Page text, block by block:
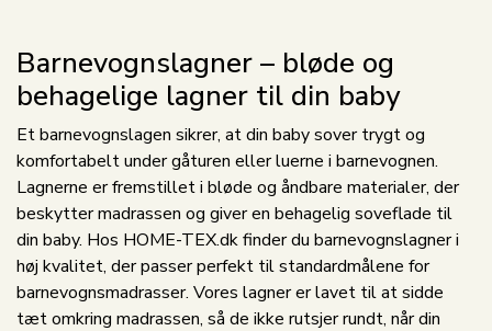
Barnevognslagner – bløde og
behagelige lagner til din baby
Et barnevognslagen sikrer, at din baby sover trygt og
komfortabelt under gåturen eller luerne i barnevognen.
Lagnerne er fremstillet i bløde og åndbare materialer, der
beskytter madrassen og giver en behagelig soveflade til
din baby. Hos HOME-TEX.dk finder du barnevognslagner i
høj kvalitet, der passer perfekt til standardmålene for
barnevognsmadrasser. Vores lagner er lavet til at sidde
tæt omkring madrassen, så de ikke rutsjer rundt, når din